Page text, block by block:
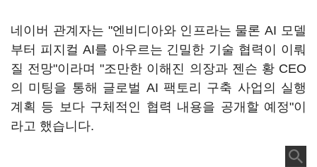
네이버 관계자는 "엔비디아와 인프라는 물론 AI 모델
부터 피지컬 AI를 아우르는 긴밀한 기술 협력이 이뤄
질 전망"이라며 "조만한 이해진 의장과 젠슨 황 CEO
의 미팅을 통해 글로벌 AI 팩토리 구축 사업의 실행
계획 등 보다 구체적인 협력 내용을 공개할 예정"이
라고 했습니다.